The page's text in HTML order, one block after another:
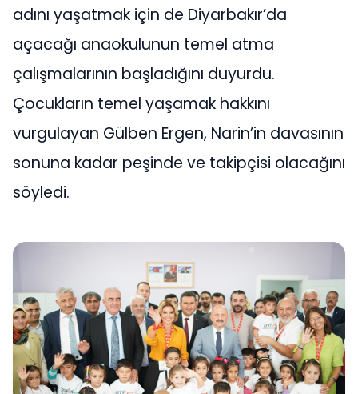
adını yaşatmak için de Diyarbakır’da
açacağı anaokulunun temel atma
çalışmalarının başladığını duyurdu.
Çocukların temel yaşamak hakkını
vurgulayan Gülben Ergen, Narin’in davasının
sonuna kadar peşinde ve takipçisi olacağını
söyledi.